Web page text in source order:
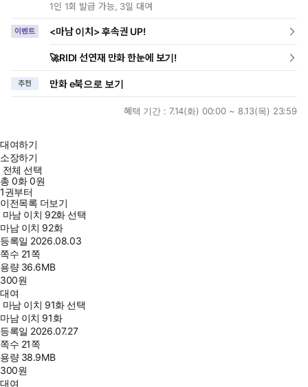
1인 1회 발급 가능, 3일 대여
이벤트 <마남 이치> 후속권 UP!
🚀RIDI 선연재 만화 한눈에 보기!
추천 만화 e북으로 보기
혜택 기간 : 7.14(화) 00:00 ~ 8.13(목) 23:59
대여하기
소장하기
전체 선택
총0화0원
1권부터
이전목록 더보기
마남 이치 92화 선택
마남 이치 92화
등록일 2026.08.03
쪽수 21쪽
용량 36.6MB
300원
대여
마남 이치 91화 선택
마남 이치 91화
등록일 2026.07.27
쪽수 21쪽
용량 38.9MB
300원
대여